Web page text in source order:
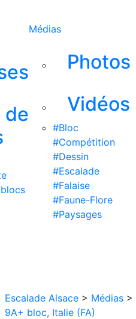
de
Médias
Photos
Vidéos
#Bloc
#Compétition
#Dessin
#Escalade
#Falaise
#Faune-Flore
#Paysages
Escalade Alsace > Médias >
9A+ bloc, Italie (FA)